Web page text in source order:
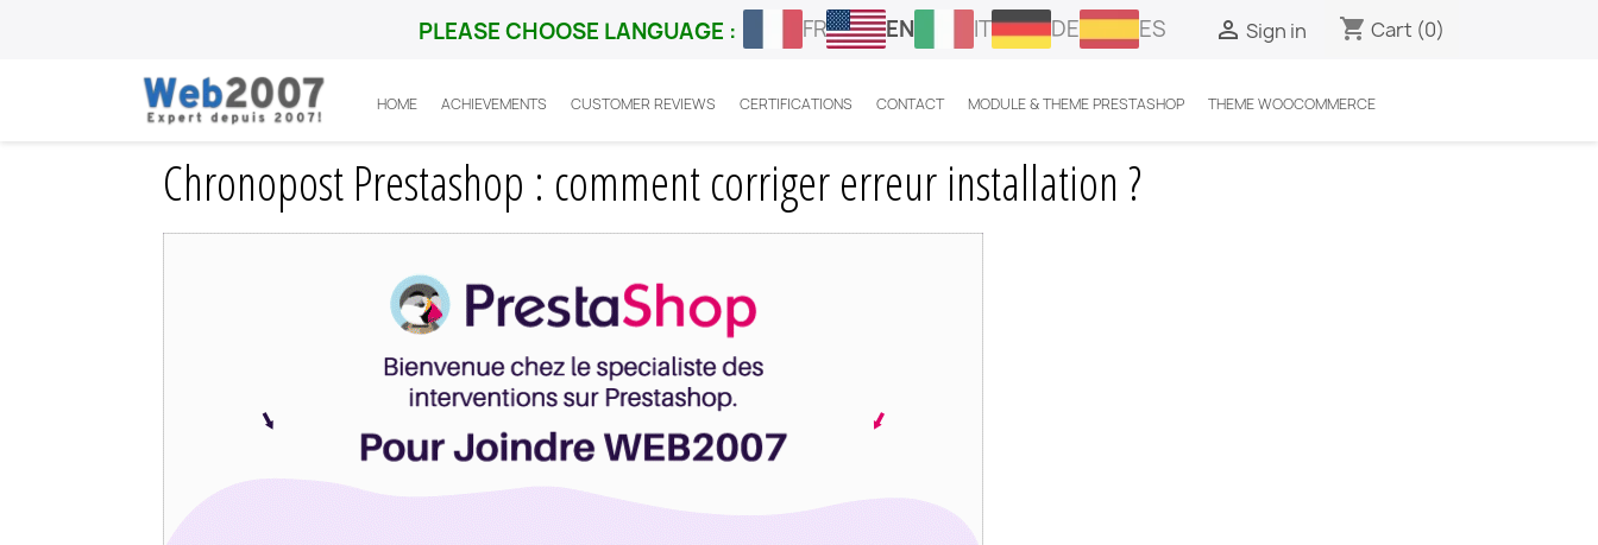
PLEASE CHOOSE LANGUAGE : FR EN IT DE ES  Sign in shopping_cart Cart (0)
HOME ACHIEVEMENTS CUSTOMER REVIEWS CERTIFICATIONS CONTACT MODULE & THEME PRESTASHOP THEME WOOCOMMERCE
Home Prestashop
Chronopost Prestashop : comment corriger erreur installation ?